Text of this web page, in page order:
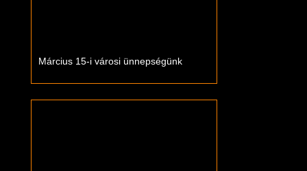
Március 15-i városi ünnepségünk